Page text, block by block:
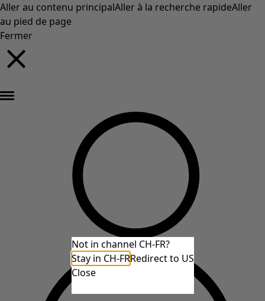
Aller au contenu principalAller à la recherche rapideAller
au pied de page
Fermer
Not in channel CH-FR?
Stay in CH-FRRedirect to US
Close